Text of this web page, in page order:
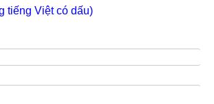
tiếng Việt có dấu)